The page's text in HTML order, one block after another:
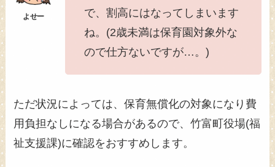
で、割高にはなってしまいます
ね。(2歳未満は保育園対象外な
ので仕方ないですが…。)
ただ状況によっては、保育無償化の対象になり費
用負担なしになる場合があるので、竹富町役場(福
祉支援課)に確認をおすすめします。